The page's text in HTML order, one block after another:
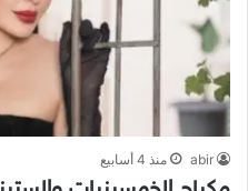
abir منذ 4 أسابيع